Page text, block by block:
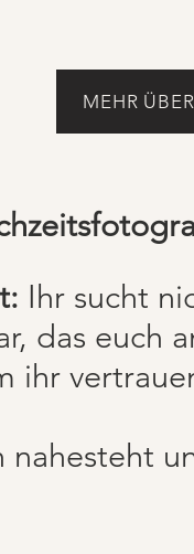
MEHR
Ihr sucht
das euch
ihr